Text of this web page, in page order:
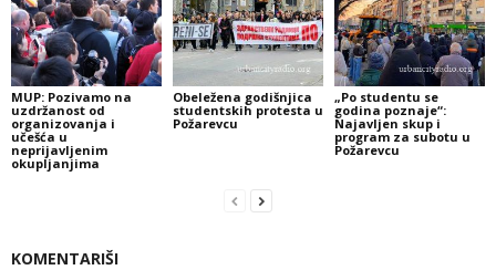
MUP: Pozivamo na
uzdržanost od
organizovanja i
učešća u
neprijavljenim
okupljanjima
Obeležena godišnjica
studentskih protesta u
Požarevcu
„Po studentu se
godina poznaje“:
Najavljen skup i
program za subotu u
Požarevcu
KOMENTARIŠI